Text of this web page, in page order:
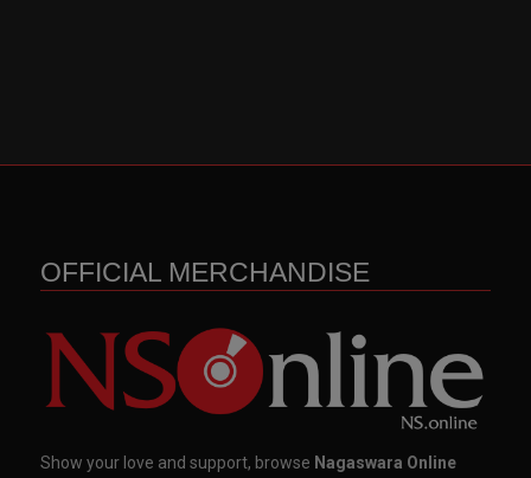
OFFICIAL MERCHANDISE
Show your love and support, browse Nagaswara Online